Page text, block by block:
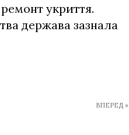
укриття.
держава зазнала
ВПЕРЕД »